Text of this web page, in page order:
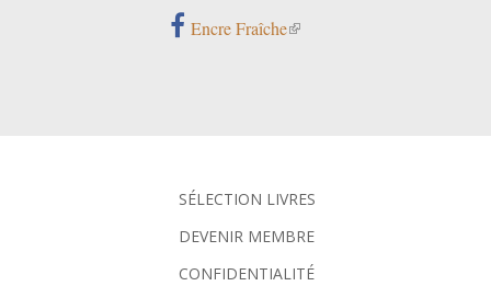
Encre Fraîche
SÉLECTION LIVRES
DEVENIR MEMBRE
CONFIDENTIALITÉ